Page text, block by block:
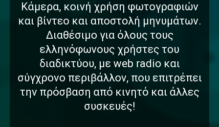
Κάμερα, κοινή χρήση φωτογραφιών
και βίντεο και αποστολή μηνυμάτων.
Διαθέσιμο για όλους τους
ελληνόφωνους χρήστες του
διαδικτύου, με web radio και
σύγχρονο περιβάλλον, που επιτρέπει
την πρόσβαση από κινητό και άλλες
συσκευές!